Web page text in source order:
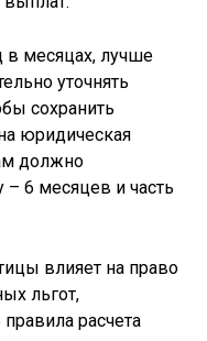
в месяцах, лучше
уточнять
сохранить
юридическая
должно
6 месяцев и часть
влияет на право
льгот,
расчета